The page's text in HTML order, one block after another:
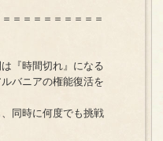
＝＝＝＝＝＝＝＝＝
『時間切れ』になる
バニアの権能復活を
同時に何度でも挑戦